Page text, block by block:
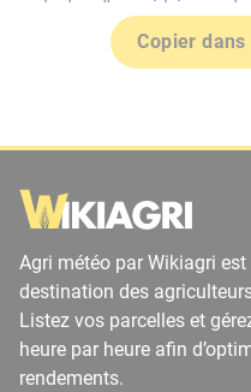
Copier
Agri météo par Wikiagri
destination des
Listez vos parcelles et
heure par heure afin
rendements.